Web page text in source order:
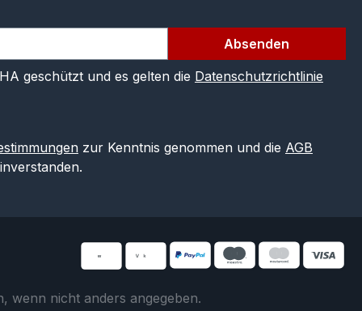
Absenden
geschützt und es gelten die Datenschutzrichtlinie
zur Kenntnis genommen und die AGB
wenn nicht anders angegeben.